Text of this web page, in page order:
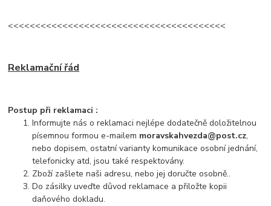
<<<<<<<<<<<<<<<<<<<<<<<<<<<<<<<<<<<<<<<<
Reklamační řád
Postup při reklamaci :
Informujte nás o reklamaci nejlépe dodatečně doložitelnou
písemnou formou e-mailem moravskahvezda@post.cz,
nebo dopisem, ostatní varianty komunikace osobní jednání,
telefonicky atd, jsou také respektovány.
Zboží zašlete naši adresu, nebo jej doručte osobně..
Do zásilky uveďte důvod reklamace a přiložte kopii
daňového dokladu.